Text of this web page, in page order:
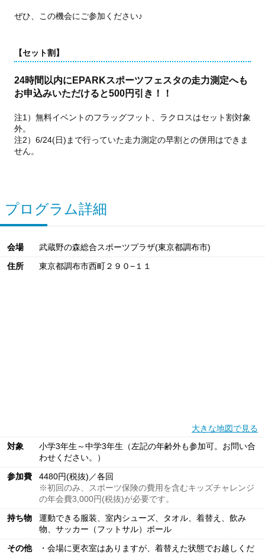
ぜひ、この機会にご参加ください♪
【セット割】
24時間以内にEPARKスポーツフェスタの走力測定へも
お申込みいただけると500円引き！！
注1）無料イベントのフラッグフット、ラクロスはセット割対象
外。
注2）6/24(日)まで行っていた走力測定の早割との併用はできま
せん。
プログラム詳細
会場
武蔵野の森総合スポーツプラザ(東京都調布市)
住所
東京都調布市西町２９０−１１
大きな地図で見る
対象
小学3年生～中学3年生（左記の年齢外も参加可。お問い合
わせください。）
参加費
4480円(税抜)／各回
※初回のみ、スポーツ保険の費用を含むキッズチャレンジ
の年会費3,000円(税抜)が必要です。
持ち物
運動できる服装、室内シューズ、タオル、着替え、飲み
物、サッカー（フットサル）ボール
その他
・会場に更衣室はありますが、着替えた状態でお越しくだ